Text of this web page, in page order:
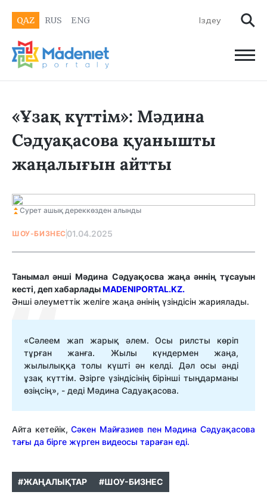
QAZ RUS ENG
«Ұзақ күттім»: Мәдина
Сәдуақасова қуанышты
жаңалығын айтты
Сурет ашық дереккөзден алынды
ШОУ-БИЗНЕС 01.04.2025
Танымал әнші Мәдина Сәдуақосва жаңа әннің тұсауын
кесті, деп хабарладыMADENIPORTAL.KZ.
Әнші әлеуметтік желіге жаңа әнінің үзіндісін жариялады.
«Сәлеем жап жарық әлем. Осы рилсты көріп
тұрған жанға. Жылы күндермен жаңа,
жылылыққа толы күшті ән келді. Дәл осы әнді
ұзақ күттім. Әзірге үзіндісінің бірінші тыңдарманы
өзіңсің», - деді Мәдина Садуақасова.
Айта кетейік,Сәкен Майғазиев пен Мәдина Сәдуақасова
тағы да бірге жүрген видеосы тараған еді.
#ЖАҢАЛЫҚТАР #ШОУ-БИЗНЕС